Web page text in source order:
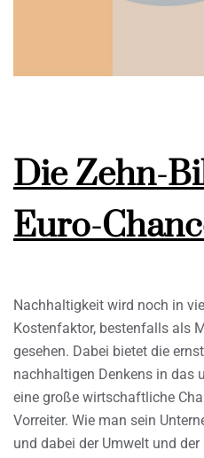
Die Zehn-
Euro-
Nachhaltigkeit wird noch in
Kostenfaktor, bestenfalls als
gesehen. Dabei bietet die
nachhaltigen Denkens in das
eine große wirtschaftliche
Vorreiter. Wie man sein
und dabei der Umwelt und